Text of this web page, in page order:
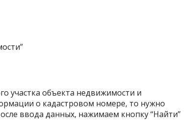
участка объекта недвижимости и
о кадастровом номере, то нужно
ввода данных, нажимаем кнопку “Найти”